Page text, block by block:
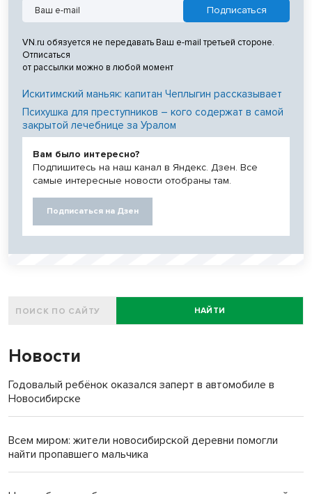
VN.ru обязуется не передавать Ваш e-mail третьей стороне.
Отписаться
от рассылки можно в любой момент
Искитимский маньяк: капитан Чеплыгин рассказывает
Психушка для преступников – кого содержат в самой
закрытой лечебнице за Уралом
Вам было интересно?
Подпишитесь на наш канал в Яндекс. Дзен. Все
самые интересные новости отобраны там.
Подписаться на Дзен
НАЙТИ
Новости
Годовалый ребёнок оказался заперт в автомобиле в
Новосибирске
Всем миром: жители новосибирской деревни помогли
найти пропавшего мальчика